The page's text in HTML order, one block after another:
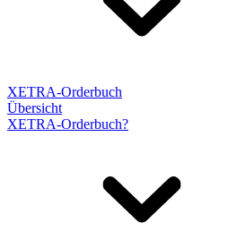
XETRA-Orderbuch
Übersicht
XETRA-Orderbuch?